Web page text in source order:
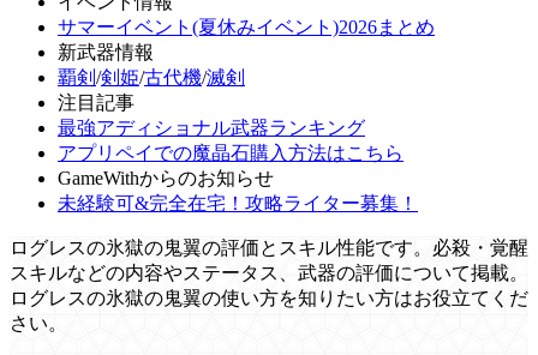
サマーイベント(夏休みイベント)2026まとめ
新武器情報
覇剣 /剣姫/古代機/滅剣
注目記事
最強アディショナル武器ランキング
アプリペイでの魔晶石購入方法はこちら
GameWithからのお知らせ
未経験可&完全在宅！攻略ライター募集！
ログレスの氷獄の鬼翼の評価とスキル性能です。必殺・覚醒
スキルなどの内容やステータス、武器の評価について掲載。
ログレスの氷獄の鬼翼の使い方を知りたい方はお役立てくだ
さい。